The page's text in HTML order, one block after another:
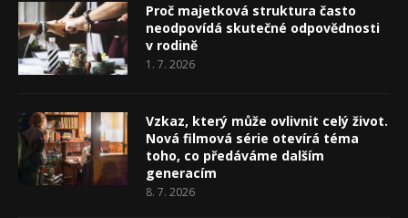
Proč majetková struktura často
neodpovídá skutečné odpovědnosti
v rodině
1. 7. 2026
Vzkaz, který může ovlivnit celý život.
Nová filmová série otevírá téma
toho, co předáváme dalším
generacím
8. 7. 2026